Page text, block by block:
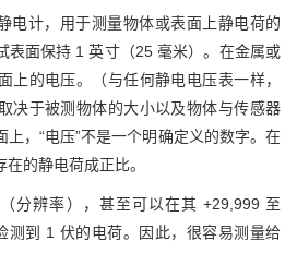
电计，用于测量物体或表面上静电荷的
表面保持 1 英寸（25 毫米）。在金属或
上的电压。（与任何静电电压表一样，
决于被测物体的大小以及物体与传感器
，“电压”不是一个明确定义的数字。在
的静电荷成正比。
分辨率），甚至可以在其 +29,999 至
测到 1 伏的电荷。因此，很容易测量给